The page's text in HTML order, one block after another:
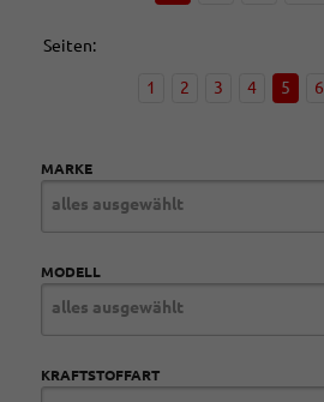
Seiten:
1 2 3 4 5 6
MARKE
alles ausgewählt
MODELL
alles ausgewählt
KRAFTSTOFFART